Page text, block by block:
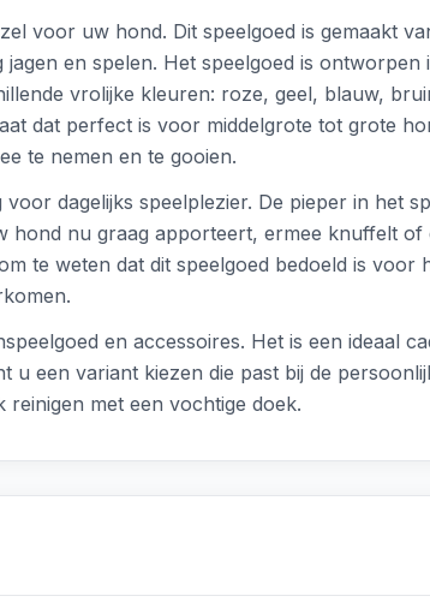
voor uw hond. Dit speelgoed is gemaakt
en spelen. Het speelgoed is ontworpen
vrolijke kleuren: roze, geel, blauw,
dat perfect is voor middelgrote tot grote
te nemen en te gooien.
dagelijks speelplezier. De pieper in het
nu graag apporteert, ermee knuffelt of
te weten dat dit speelgoed bedoeld is
en accessoires. Het is een ideaal
een variant kiezen die past bij de
met een vochtige doek.